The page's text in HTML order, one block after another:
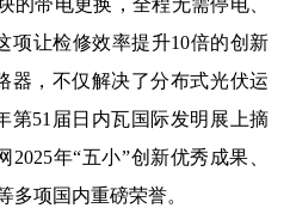
的带电更换，全程无需停电、
项让检修效率提升10倍的创新
，不仅解决了分布式光伏运
第51届日内瓦国际发明展上摘
年“五小”创新优秀成果、
多项国内重磅荣誉。